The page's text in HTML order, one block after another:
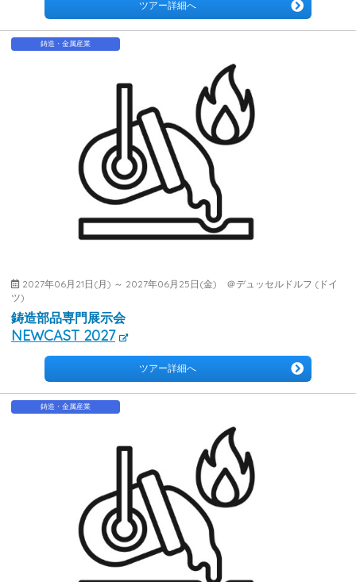
ツアー詳細へ
鋳造・金属産業
2027年06月21日(月) ～ 2027年06月25日(金) ＠デュッセルドルフ (ドイ
ツ)
鋳造部品専門展示会
NEWCAST 2027
ツアー詳細へ
鋳造・金属産業